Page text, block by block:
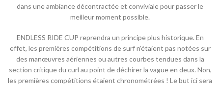
dans une ambiance décontractée et conviviale pour passer le
meilleur moment possible.
ENDLESS RIDE CUP reprendra un principe plus historique. En
effet, les premières compétitions de surf n’étaient pas notées sur
des manœuvres aériennes ou autres courbes tendues dans la
section critique du curl au point de déchirer la vague en deux. Non,
les premières compétitions étaient chronométrées ! Le but ici sera